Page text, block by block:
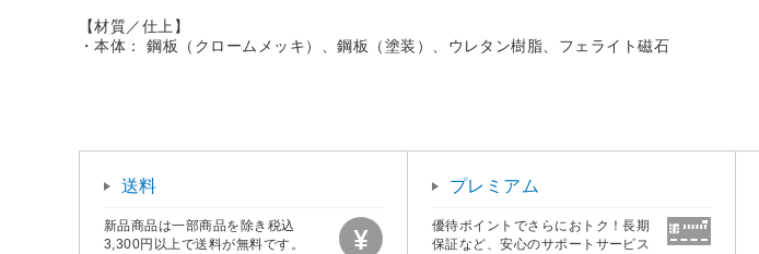
【材質／仕上】
・本体： 鋼板（クロームメッキ）、鋼板（塗装）、ウレタン樹脂、フェライト磁石
送料
新品商品は一部商品を除き税込
3,300円以上で送料が無料です。
プレミアム
優待ポイントでさらにおトク！長期
保証など、安心のサポートサービス